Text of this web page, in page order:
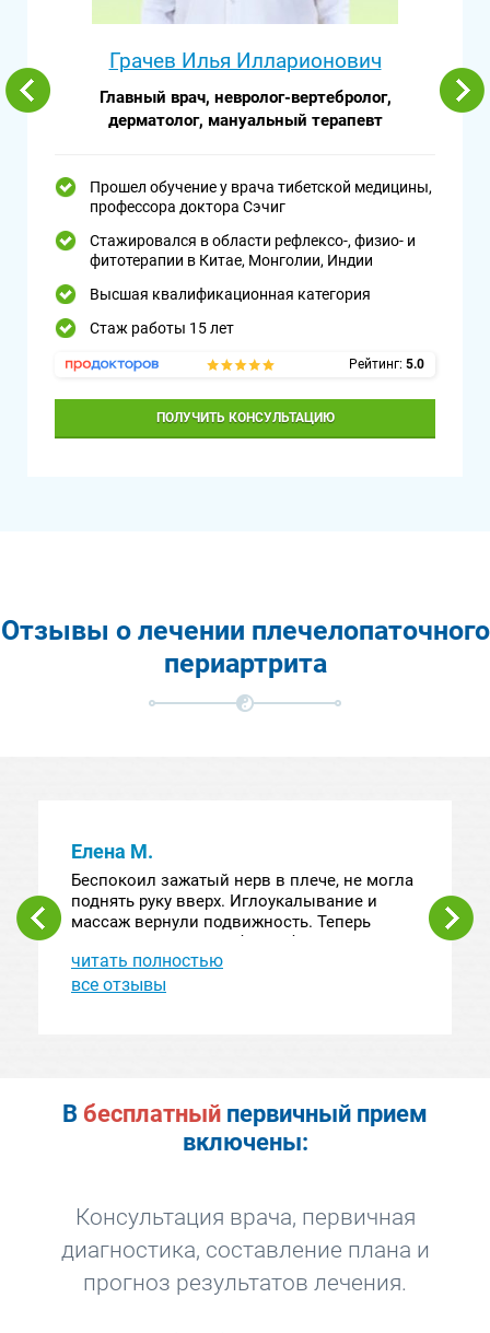
Грачев Илья Илларионович
Главный врач, невролог-вертебролог,
дерматолог, мануальный терапевт
Прошел обучение у врача тибетской медицины,
профессора доктора Сэчиг
Стажировался в области рефлексо-, физио- и
фитотерапии в Китае, Монголии, Индии
Высшая квалификационная категория
Стаж работы 15 лет
Рейтинг: 5.0
ПОЛУЧИТЬ КОНСУЛЬТАЦИЮ
Отзывы о лечении плечелопаточного
периартрита
Елена М.
Беспокоил зажатый нерв в плече, не могла
поднять руку вверх. Иглоукалывание и
массаж вернули подвижность. Теперь
участвую в соревнованиях. Очень
благодарна врачу Худжинову Олегу
читать полностью
все отзывы
В бесплатный первичный прием
включены:
Консультация врача, первичная
диагностика, составление плана и
прогноз результатов лечения.